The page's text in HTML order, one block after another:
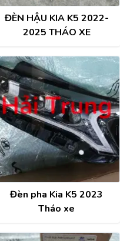
ĐÈN HẬU KIA K5 2022-
2025 THÁO XE
Đèn pha Kia K5 2023
Tháo xe